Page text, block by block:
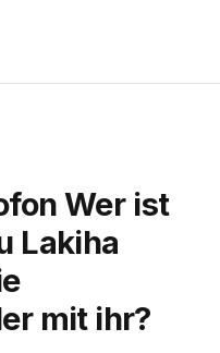
Wer ist
Lakiha
mit ihr?